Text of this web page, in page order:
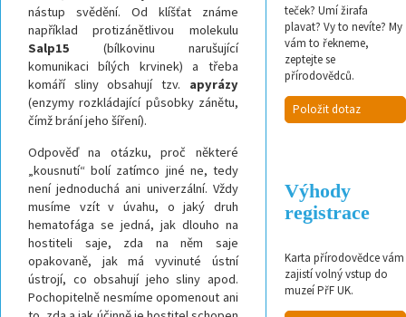
nástup svědění. Od klíšťat známe
například protizánětlivou molekulu
Salp15 (bílkovinu narušující
komunikaci bílých krvinek) a třeba
komáří sliny obsahují tzv. apyrázy
(enzymy rozkládající působky zánětu,
čímž brání jeho šíření).
Odpověď na otázku, proč některé
„kousnutí“ bolí zatímco jiné ne, tedy
není jednoduchá ani univerzální. Vždy
musíme vzít v úvahu, o jaký druh
hematofága se jedná, jak dlouho na
hostiteli saje, zda na něm saje
opakovaně, jak má vyvinuté ústní
ústrojí, co obsahují jeho sliny apod.
Pochopitelně nesmíme opomenout ani
teček? Umí žirafa
plavat? Vy to nevíte? My
vám to řekneme,
zeptejte se
přírodovědců.
Položit dotaz
Výhody
registrace
Karta přírodovědce vám
zajistí volný vstup do
muzeí PřF UK.